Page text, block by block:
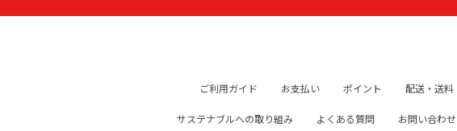
ご利用ガイド お支払い ポイント 配送・送料
サステナブルへの取り組み よくある質問 お問い合わせ